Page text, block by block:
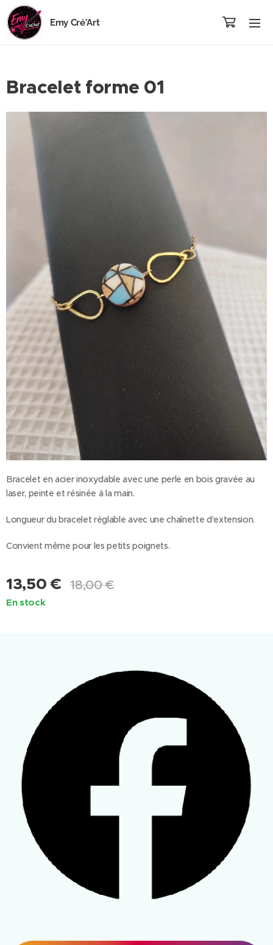
Emy Cré'Art
Bracelet forme 01
Bracelet en acier inoxydable avec une perle en bois gravée au
laser, peinte et résinée à la main.
Longueur du bracelet réglable avec une chaînette d'extension.
Convient même pour les petits poignets.
13,50 € 18,00€
En stock